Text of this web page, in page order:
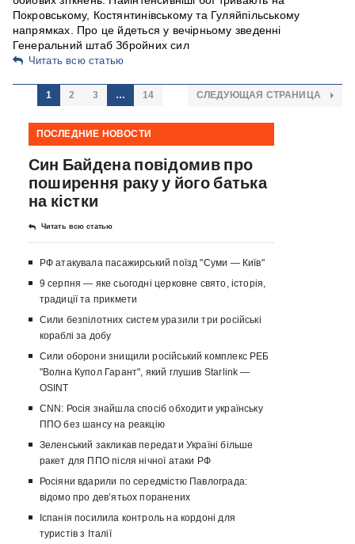
Покровському, Костянтинівському та Гуляйпільському
напрямках. Про це йдеться у вечірньому зведенні
Генеральний штаб Збройних сил
Читать всю статью
1 2 3 … 14 СЛЕДУЮЩАЯ СТРАНИЦА
ПОСЛЕДНИЕ НОВОСТИ
Син Байдена повідомив про
поширення раку у його батька
на кістки
Читать всю статью
РФ атакувала пасажирський поїзд "Суми — Київ"
9 серпня — яке сьогодні церковне свято, історія,
традиції та прикмети
Сили безпілотних систем уразили три російські
кораблі за добу
Сили оборони знищили російський комплекс РЕБ
"Волна Купол Гарант", який глушив Starlink —
OSINT
CNN: Росія знайшла спосіб обходити українську
ППО без шансу на реакцію
Зеленський закликав передати Україні більше
ракет для ППО після нічної атаки РФ
Росіяни вдарили по середмістю Павлограда:
відомо про девʼятьох поранених
Іспанія посилила контроль на кордоні для
туристів з Італії